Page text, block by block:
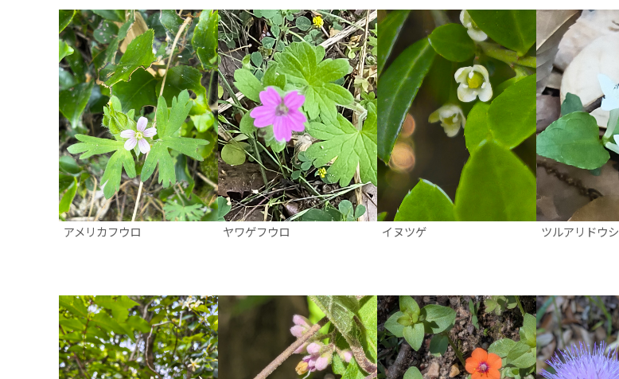
アメリカフウロ ヤワゲフウロ イヌツゲ ツルアリドウシ